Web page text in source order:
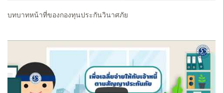
บทบาทหน้าที่ของกองทุนประกันวินาศภัย